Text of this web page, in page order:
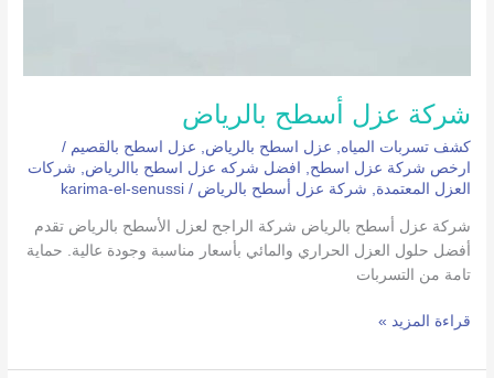
شركة عزل أسطح بالرياض
كشف تسربات المياه عزل اسطح بالرياض عزل اسطح بالقصيم /
ارخص شركة عزل اسطح
افضل شركه عزل اسطح باالرياض
شركات
العزل المعتمدة
شركة عزل أسطح بالرياض /
karima-el-senussi
شركة عزل أسطح بالرياض شركة الراجح لعزل الأسطح بالرياض تقدم
أفضل حلول العزل الحراري والمائي بأسعار مناسبة وجودة عالية. حماية
تامة من التسربات
قراءة المزيد »